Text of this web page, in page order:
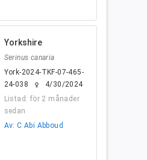
Yorkshire
Serinus canaria
York-2024-TKF-07-465-
24-038
female
4/30/2024
Listad: för 2 månader
sedan
Av: C Abi Abboud